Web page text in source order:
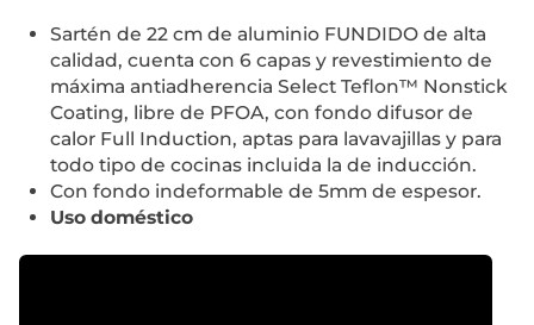
Sartén de 22 cm de aluminio FUNDIDO de alta
calidad, cuenta con 6 capas y revestimiento de
máxima antiadherencia Select Teflon™ Nonstick
Coating, libre de PFOA, con fondo difusor de
calor Full Induction, aptas para lavavajillas y para
todo tipo de cocinas incluida la de inducción.
Con fondo indeformable de 5mm de espesor.
Uso doméstico